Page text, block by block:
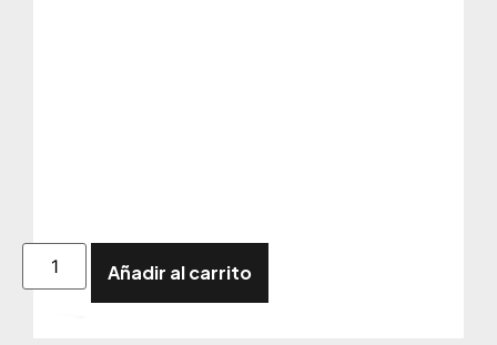
Añadir al carrito